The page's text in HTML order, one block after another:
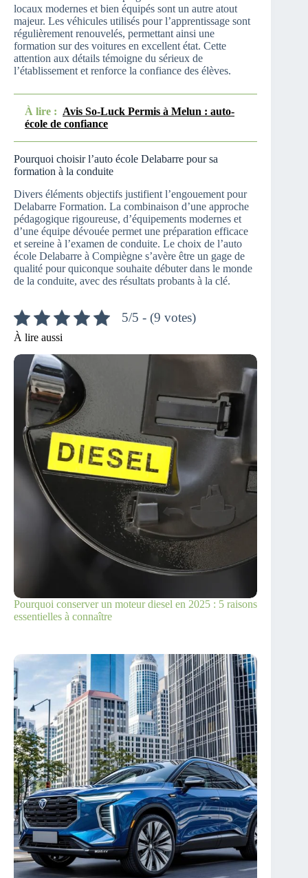
locaux modernes et bien équipés sont un autre atout
majeur. Les véhicules utilisés pour l’apprentissage sont
régulièrement renouvelés, permettant ainsi une
formation sur des voitures en excellent état. Cette
attention aux détails témoigne du sérieux de
l’établissement et renforce la confiance des élèves.
À lire : Avis So-Luck Permis à Melun : auto-
école de confiance
Pourquoi choisir l’auto école Delabarre pour sa
formation à la conduite
Divers éléments objectifs justifient l’engouement pour
Delabarre Formation. La combinaison d’une approche
pédagogique rigoureuse, d’équipements modernes et
d’une équipe dévouée permet une préparation efficace
et sereine à l’examen de conduite. Le choix de l’auto
école Delabarre à Compiègne s’avère être un gage de
qualité pour quiconque souhaite débuter dans le monde
de la conduite, avec des résultats probants à la clé.
5/5 - (9 votes)
À lire aussi
Pourquoi conserver un moteur diesel en 2025 : 5 raisons
essentielles à connaître